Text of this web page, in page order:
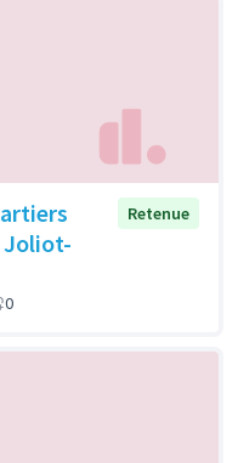
Joliot-
Retenue
0